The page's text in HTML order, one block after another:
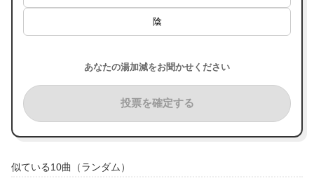
陰
あなたの湯加減をお聞かせください
投票を確定する
似ている10曲（ランダム）